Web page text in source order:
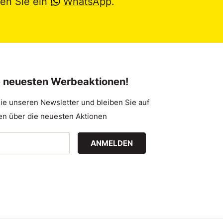
neuesten Werbeaktionen!
unseren Newsletter und bleiben Sie auf
über die neuesten Aktionen
ANMELDEN